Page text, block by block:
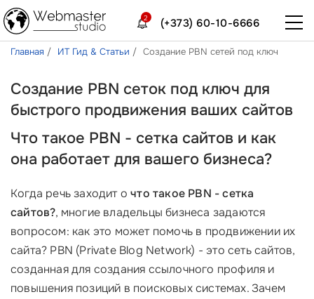
(+373) 60-10-6666
2
Главная ИТ Гид & Статьи Создание PBN сетей под ключ
Создание PBN сеток под ключ для
быстрого продвижения ваших сайтов
Что такое PBN - сетка сайтов и как
она работает для вашего бизнеса?
Когда речь заходит очто такое PBN - сетка
сайтов?, многие владельцы бизнеса задаются
вопросом: как это может помочь в продвижении их
сайта? PBN (Private Blog Network) - это сеть сайтов,
созданная для создания ссылочного профиля и
повышения позиций в поисковых системах. Зачем